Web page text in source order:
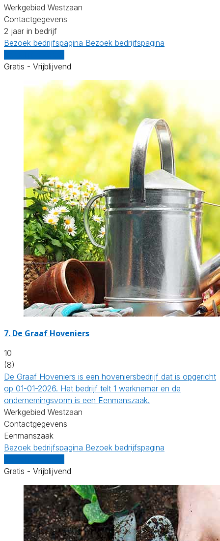
Werkgebied Westzaan
Contactgegevens
2 jaar in bedrijf
Bezoek bedrijfspagina Bezoek bedrijfspagina
Gratis - Vrijblijvend
7. De Graaf Hoveniers
10
(8)
De Graaf Hoveniers is een hoveniersbedrijf dat is opgericht
op 01-01-2026. Het bedrijf telt 1 werknemer en de
ondernemingsvorm is een Eenmanszaak.
Werkgebied Westzaan
Contactgegevens
Eenmanszaak
Bezoek bedrijfspagina Bezoek bedrijfspagina
Gratis - Vrijblijvend